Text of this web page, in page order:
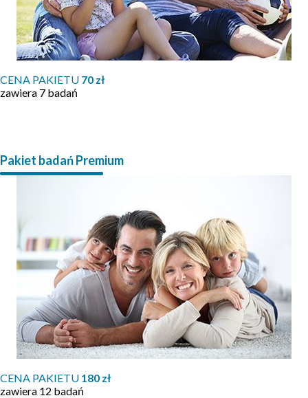
CENA PAKIETU 70 zł
zawiera 7 badań
Pakiet badań Premium
CENA PAKIETU 180 zł
zawiera 12 badań